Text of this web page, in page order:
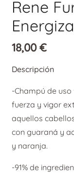
Rene
18,00€
Descripción
-Champú de
fuerza y vigor
aquellos
con guaraná y
y naranja.
-91% de